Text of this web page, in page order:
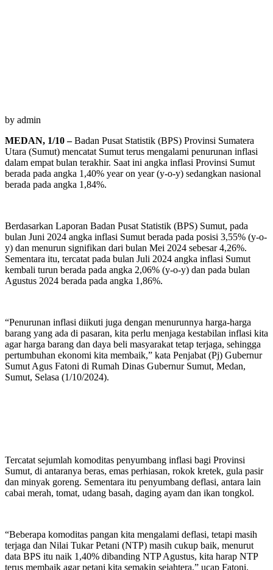
by admin
MEDAN, 1/10 –Badan Pusat Statistik (BPS) Provinsi Sumatera
Utara (Sumut) mencatat Sumut terus mengalami penurunan inflasi
dalam empat bulan terakhir. Saat ini angka inflasi Provinsi Sumut
berada pada angka 1,40% year on year (y-o-y) sedangkan nasional
berada pada angka 1,84%.
Berdasarkan Laporan Badan Pusat Statistik (BPS) Sumut, pada
bulan Juni 2024 angka inflasi Sumut berada pada posisi 3,55% (y-o-
y) dan menurun signifikan dari bulan Mei 2024 sebesar 4,26%.
Sementara itu, tercatat pada bulan Juli 2024 angka inflasi Sumut
kembali turun berada pada angka 2,06% (y-o-y) dan pada bulan
Agustus 2024 berada pada angka 1,86%.
“Penurunan inflasi diikuti juga dengan menurunnya harga-harga
barang yang ada di pasaran, kita perlu menjaga kestabilan inflasi kita
agar harga barang dan daya beli masyarakat tetap terjaga, sehingga
pertumbuhan ekonomi kita membaik,” kata Penjabat (Pj) Gubernur
Sumut Agus Fatoni di Rumah Dinas Gubernur Sumut, Medan,
Sumut, Selasa (1/10/2024).
Tercatat sejumlah komoditas penyumbang inflasi bagi Provinsi
Sumut, di antaranya beras, emas perhiasan, rokok kretek, gula pasir
dan minyak goreng. Sementara itu penyumbang deflasi, antara lain
cabai merah, tomat, udang basah, daging ayam dan ikan tongkol.
“Beberapa komoditas pangan kita mengalami deflasi, tetapi masih
terjaga dan Nilai Tukar Petani (NTP) masih cukup baik, menurut
data BPS itu naik 1,40% dibanding NTP Agustus, kita harap NTP
terus membaik agar petani kita semakin sejahtera,” ucap Fatoni.